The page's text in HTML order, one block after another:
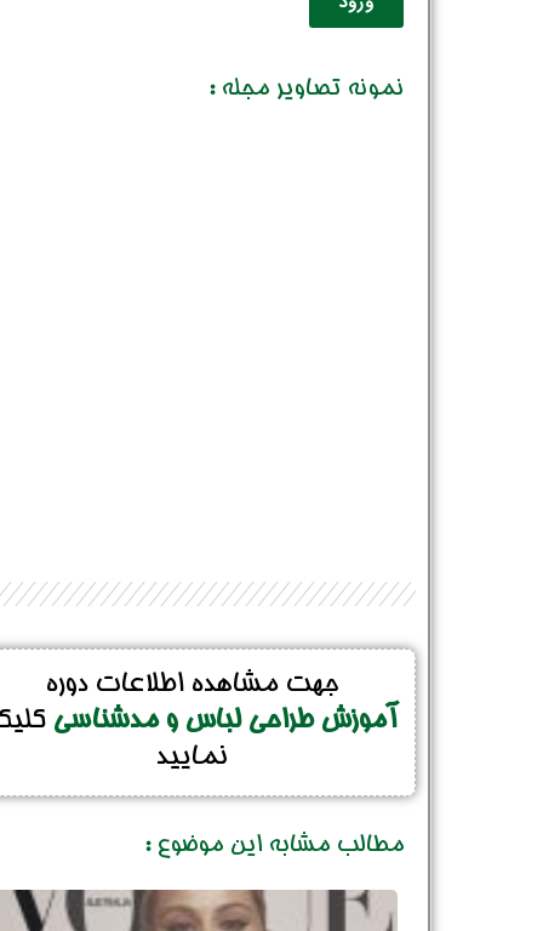
نمونه تصاویر مجله :
جهت مشاهده اطلاعات دوره
آموزش طراحی لباس و مدشناسی
نمایید
مطالب مشابه این موضوع :